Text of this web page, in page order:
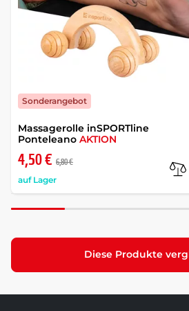
Massagerolle inSPORTline
Ponteleano AKTION
4,50 € 6,80 €
auf Lager
Sonderangebot
Diese Produkte